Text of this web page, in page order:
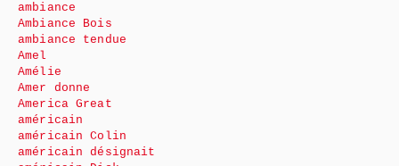
ambiance
Ambiance Bois
ambiance tendue
Amel
Amélie
Amer donne
America Great
américain
américain Colin
américain désignait